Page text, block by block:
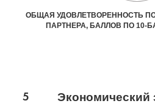
ОБЩАЯ УДОВЛЕТВОРЕННОСТЬ
ПАРТНЕРА, БАЛЛОВ ПО 10-
5
Экономический